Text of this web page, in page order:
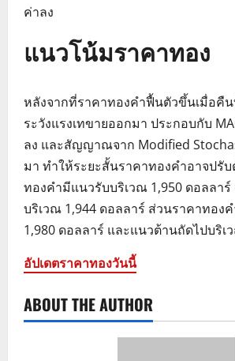
ค่าลง
แนวโน้มราคาทอง
หลังจากที่ราคาทองคำฟื้นตัวขึ้นเมื่อคื
ระวังแรงเทขายออกมา ประกอบกับ
ลง และสัญญาณจาก Modified
มา ทำให้ระยะสั้นราคาทองคำอาจปรั
ทองคำมีแนวรับบริเวณ 1,950 ดอลลา
บริเวณ 1,944 ดอลลาร์ ส่วนราคาทอง
1,980 ดอลลาร์ และแนวต้านถัดไปบริเ
อัปเดตราคาทองวันนี้
ABOUT THE AUTHOR